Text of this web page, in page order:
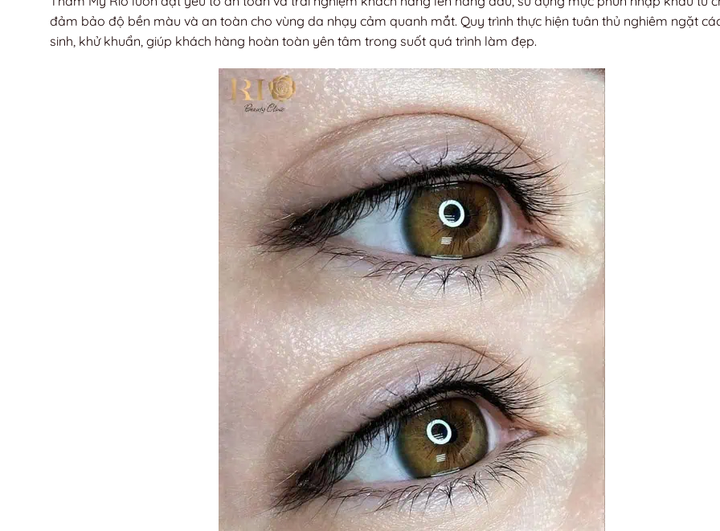
đảm bảo độ bền màu và an toàn cho vùng da nhạy cảm quanh mắt. Quy trình thực hiện tuân thủ nghiêm ngặt
sinh, khử khuẩn, giúp khách hàng hoàn toàn yên tâm trong suốt quá trình làm đẹp.